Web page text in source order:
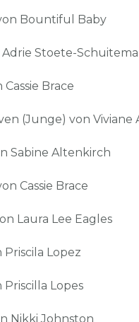
Bountiful Baby
Adrie Stoete-
Cassie Brace
(Junge) von Viviane
Sabine Altenkirch
Cassie Brace
Laura Lee Eagles
Priscila Lopez
Priscilla Lopes
Nikki Johnston